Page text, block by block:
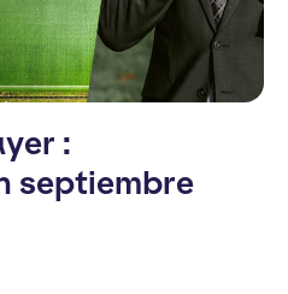
:
septiembre